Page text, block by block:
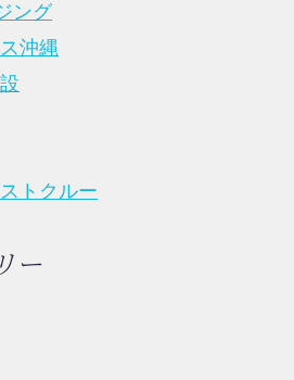
ング
沖縄
トクルー
ー